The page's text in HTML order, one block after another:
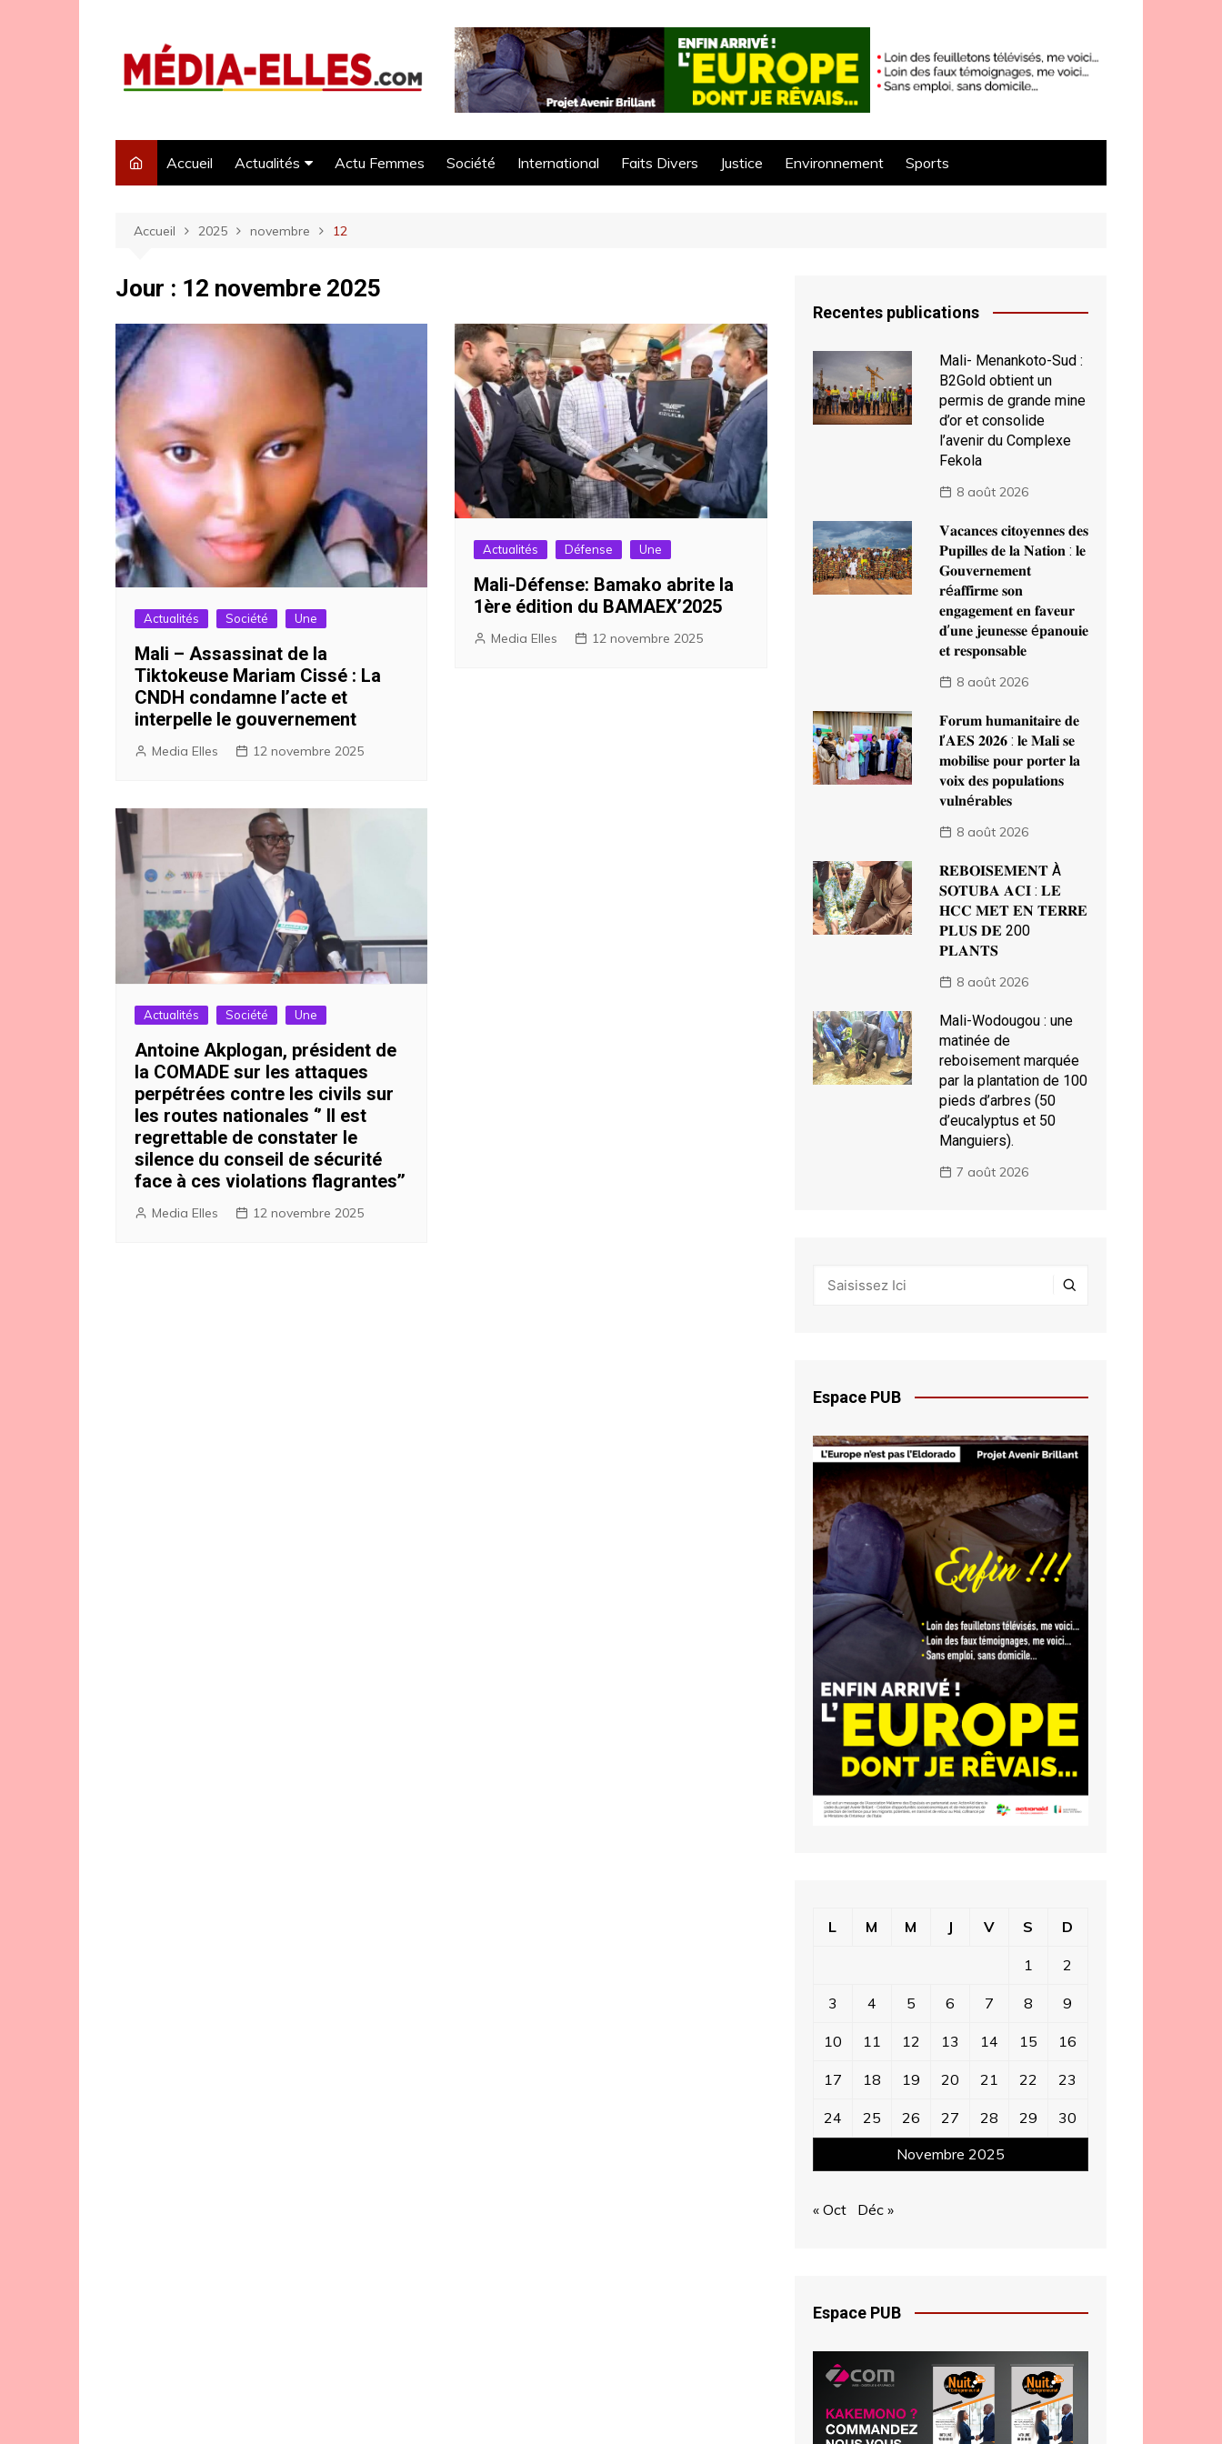
Accueil Actualités
Economie
Santé
Actu Femmes Société International Faits Divers Justice Environnement Sports
Accueil 2025 novembre 12
Jour : 12 novembre 2025
Actualités Société Une
Mali – Assassinat de la
Tiktokeuse Mariam Cissé : La
CNDH condamne l’acte et
interpelle le gouvernement
Media Elles 12 novembre 2025
Actualités Défense Une
Mali-Défense: Bamako abrite la
1ère édition du BAMAEX’2025
Media Elles 12 novembre 2025
Actualités Société Une
Antoine Akplogan, président de
la COMADE sur les attaques
perpétrées contre les civils sur
les routes nationales ‘’ Il est
regrettable de constater le
silence du conseil de sécurité
face à ces violations flagrantes’’
Media Elles 12 novembre 2025
Recentes publications
Mali- Menankoto-Sud :
B2Gold obtient un
permis de grande mine
d’or et consolide
l’avenir du Complexe
Fekola
8 août 2026
𝐕𝐚𝐜𝐚𝐧𝐜𝐞𝐬 𝐜𝐢𝐭𝐨𝐲𝐞𝐧𝐧𝐞𝐬 𝐝𝐞𝐬
𝐏𝐮𝐩𝐢𝐥𝐥𝐞𝐬 𝐝𝐞 𝐥𝐚 𝐍𝐚𝐭𝐢𝐨𝐧 : 𝐥𝐞
𝐆𝐨𝐮𝐯𝐞𝐫𝐧𝐞𝐦𝐞𝐧𝐭
𝐫é𝐚𝐟𝐟𝐢𝐫𝐦𝐞 𝐬𝐨𝐧
𝐞𝐧𝐠𝐚𝐠𝐞𝐦𝐞𝐧𝐭 𝐞𝐧 𝐟𝐚𝐯𝐞𝐮𝐫
𝐝’𝐮𝐧𝐞 𝐣𝐞𝐮𝐧𝐞𝐬𝐬𝐞 é𝐩𝐚𝐧𝐨𝐮𝐢𝐞
𝐞𝐭 𝐫𝐞𝐬𝐩𝐨𝐧𝐬𝐚𝐛𝐥𝐞
8 août 2026
𝐅𝐨𝐫𝐮𝐦 𝐡𝐮𝐦𝐚𝐧𝐢𝐭𝐚𝐢𝐫𝐞 𝐝𝐞
𝐥’𝐀𝐄𝐒 𝟐𝟎𝟐𝟔 : 𝐥𝐞 𝐌𝐚𝐥𝐢 𝐬𝐞
𝐦𝐨𝐛𝐢𝐥𝐢𝐬𝐞 𝐩𝐨𝐮𝐫 𝐩𝐨𝐫𝐭𝐞𝐫 𝐥𝐚
𝐯𝐨𝐢𝐱 𝐝𝐞𝐬 𝐩𝐨𝐩𝐮𝐥𝐚𝐭𝐢𝐨𝐧𝐬
𝐯𝐮𝐥𝐧é𝐫𝐚𝐛𝐥𝐞𝐬
8 août 2026
𝐑𝐄𝐁𝐎𝐈𝐒𝐄𝐌𝐄𝐍𝐓 À
𝐒𝐎𝐓𝐔𝐁𝐀 𝐀𝐂𝐈 : 𝐋𝐄
𝐇𝐂𝐂 𝐌𝐄𝐓 𝐄𝐍 𝐓𝐄𝐑𝐑𝐄
𝐏𝐋𝐔𝐒 𝐃𝐄 200
𝐏𝐋𝐀𝐍𝐓𝐒
8 août 2026
Mali-Wodougou : une
matinée de
reboisement marquée
par la plantation de 100
pieds d’arbres (50
d’eucalyptus et 50
Manguiers).
7 août 2026
Espace PUB
Novembre 2025
L M M J V S D
1 2
3 4 5 6 7 8 9
10 11 12 13 14 15 16
17 18 19 20 21 22 23
24 25 26 27 28 29 30
« Oct Déc »
Espace PUB